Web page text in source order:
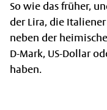
So wie das früher,
der Lira, die
neben der
D-Mark, US-Dollar
haben.